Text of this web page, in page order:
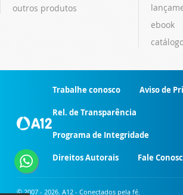
outros produtos
ebook
Trabalhe conosco Aviso de
Rel. de Transparência
Programa de Integridade
Direitos Autorais Fale
© 2007 - 2026. A12 - Conectados pela fé.